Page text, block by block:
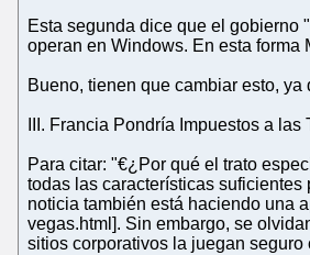
Esta segunda dice que el gobierno
operan en Windows. En esta forma
Bueno, tienen que cambiar esto, ya
III. Francia Pondría Impuestos a
Para citar: "€¿Por qué el trato
todas las características
noticia también está haciendo una
vegas.html]. Sin embargo, se
sitios corporativos la juegan